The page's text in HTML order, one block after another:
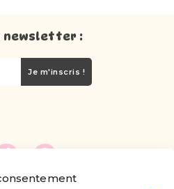
newsletter :
Je m'inscris !